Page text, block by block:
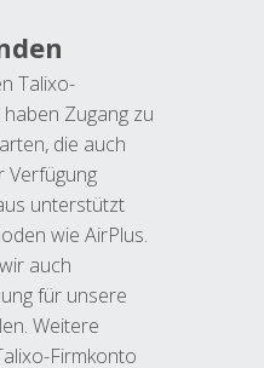
Talixo-
Zugang zu
die auch
Verfügung
unterstützt
wie AirPlus.
auch
für unsere
Weitere
Firmkonto